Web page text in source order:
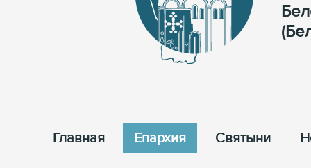
Главная Епархия Cвятыни